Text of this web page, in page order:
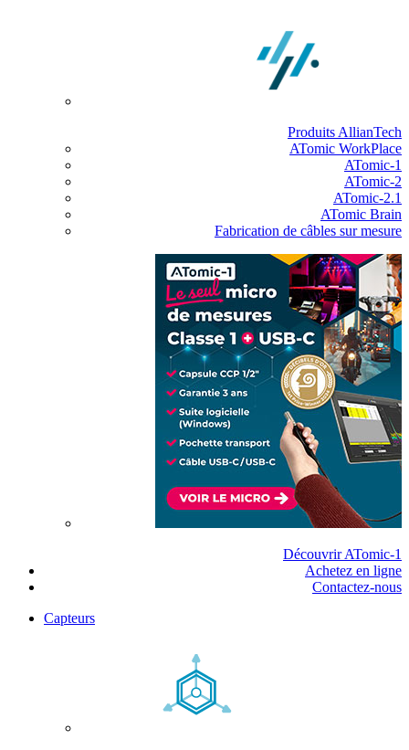
Produits AllianTech
ATomic WorkPlace
ATomic-1
ATomic-2
ATomic-2.1
ATomic Brain
Fabrication de câbles sur mesure
Découvrir ATomic-1
Achetez en ligne
Contactez-nous
Capteurs